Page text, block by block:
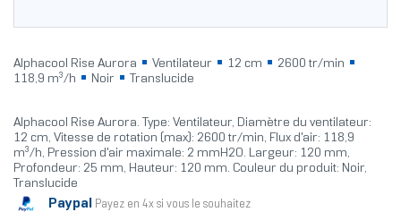
Alphacool Rise Aurora Ventilateur 12 cm
2600 tr/min
118,9 m³/h
Noir Translucide
Alphacool Rise Aurora. Type: Ventilateur, Diamètre du ventilateur:
12 cm, Vitesse de rotation (max): 2600 tr/min, Flux d'air: 118,9
m³/h, Pression d'air maximale: 2 mmH2O. Largeur: 120 mm,
Profondeur: 25 mm, Hauteur: 120 mm. Couleur du produit: Noir,
Translucide
Paypal Payez en 4x si vous le souhaitez